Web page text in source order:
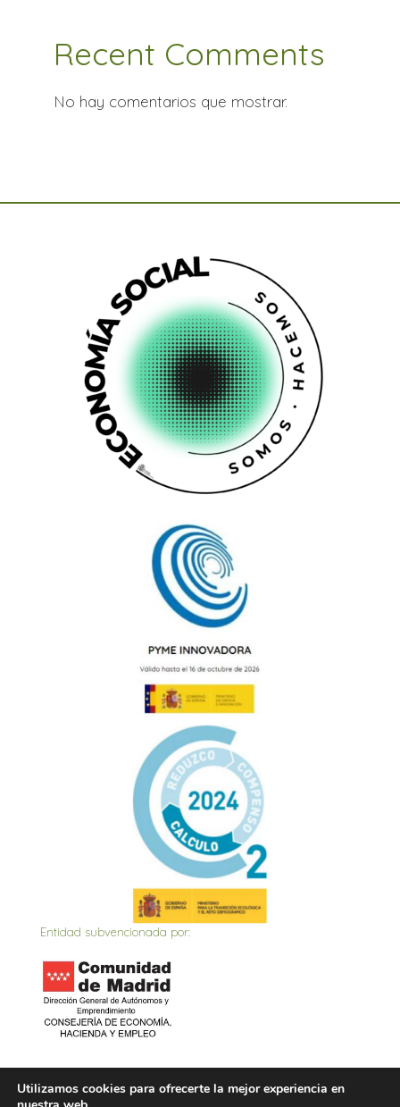
Recent Comments
No hay comentarios que mostrar.
Entidad subvencionada por:
Utilizamos cookies para ofrecerte la mejor experiencia en